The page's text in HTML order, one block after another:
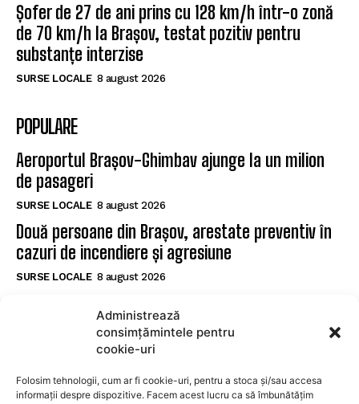
Administrează
consimțămintele pentru
cookie-uri
Folosim tehnologii, cum ar fi cookie-uri, pentru a stoca și/sau accesa
informații despre dispozitive. Facem acest lucru ca să îmbunătățim
Șofer de 27 de ani prins cu 128 km/h într-o zonă
de 70 km/h la Brașov, testat pozitiv pentru
substanțe interzise
SURSE LOCALE 8 august 2026
POPULARE
Aeroportul Brașov-Ghimbav ajunge la un milion
de pasageri
SURSE LOCALE 8 august 2026
Două persoane din Brașov, arestate preventiv în
cazuri de incendiere și agresiune
SURSE LOCALE 8 august 2026
de 70 km/h la Brașov, testat pozitiv pentru
substanțe interzise